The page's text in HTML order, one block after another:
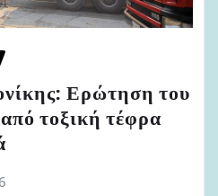
Ερώτηση του
τοξική τέφρα